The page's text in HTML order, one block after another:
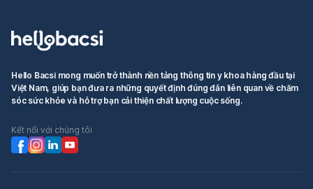
Hello Bacsi mong muốn trở thành nền tảng thông tin y khoa hàng đầu tại
Việt Nam, giúp bạn đưa ra những quyết định đúng đắn liên quan về chăm
sóc sức khỏe và hỗ trợ bạn cải thiện chất lượng cuộc sống.
Kết nối với chúng tôi